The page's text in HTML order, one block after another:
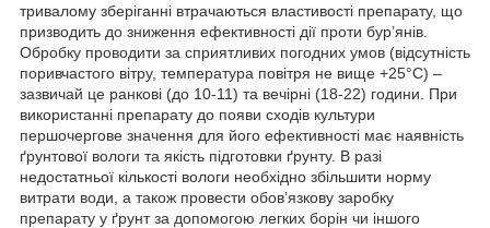
тривалому зберіганні втрачаються властивості препарату, що
призводить до зниження ефективності дії проти бур’янів.
Обробку проводити за сприятливих погодних умов (відсутність
поривчастого вітру, температура повітря не вище +25°С) –
зазвичай це ранкові (до 10-11) та вечірні (18-22) години. При
використанні препарату до появи сходів культури
першочергове значення для його ефективності має наявність
ґрунтової вологи та якість підготовки ґрунту. В разі
недостатньої кількості вологи необхідно збільшити норму
витрати води, а також провести обов’язкову заробку
препарату у ґрунт за допомогою легких борін чи іншого